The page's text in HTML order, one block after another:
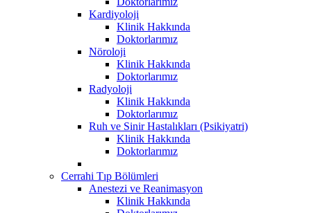
Kardiyoloji
Klinik Hakkında
Doktorlarımız
Nöroloji
Klinik Hakkında
Doktorlarımız
Radyoloji
Klinik Hakkında
Doktorlarımız
Ruh ve Sinir Hastalıkları (Psikiyatri)
Klinik Hakkında
Doktorlarımız
Cerrahi Tıp Bölümleri
Anestezi ve Reanimasyon
Klinik Hakkında